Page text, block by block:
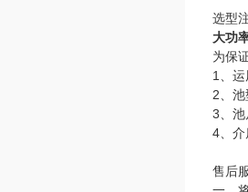
选型
大功
为保
1、
2、
3、池
4、介
售后